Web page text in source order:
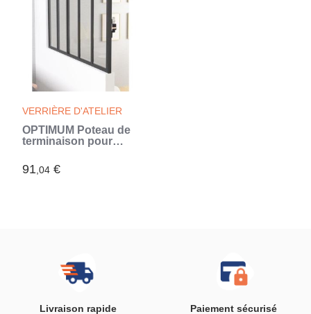
VERRIÈRE D'ATELIER
OPTIMUM Poteau de
terminaison pour
(Noir)
91,04 €
Livraison rapide Paiement sécurisé